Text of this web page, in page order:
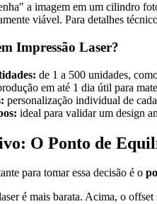
a imagem em um cilindro
viável. Para detalhes
Impressão Laser?
de 1 a 500 unidades,
em até 1 dia útil para
personalização individual de
ideal para validar um design
O Ponto de
para tomar essa decisão é o
é mais barata. Acima, o